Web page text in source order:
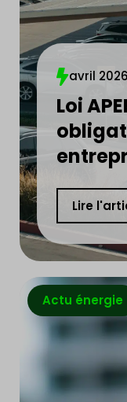
avril 2026
Loi
Lire
Actu énergie